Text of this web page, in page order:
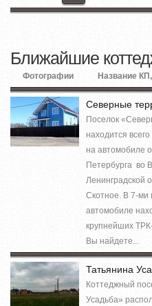
Ближайшие
Фотографии Название
Северные
Поселок
находится
на автомобиле
Петербурга во
Ленинградской
Скотное. В 7-ми
автомобиле
крупнейших
Вы найдете...
Татьянина
Коттеджный
Усадьба»